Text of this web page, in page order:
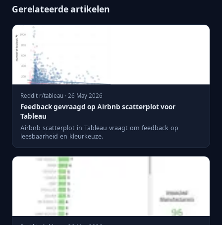
Gerelateerde artikelen
Reddit r/tableau · 26 May 2026
Feedback gevraagd op Airbnb scatterplot voor
Tableau
Airbnb scatterplot in Tableau vraagt om feedback op
leesbaarheid en kleurkeuze.